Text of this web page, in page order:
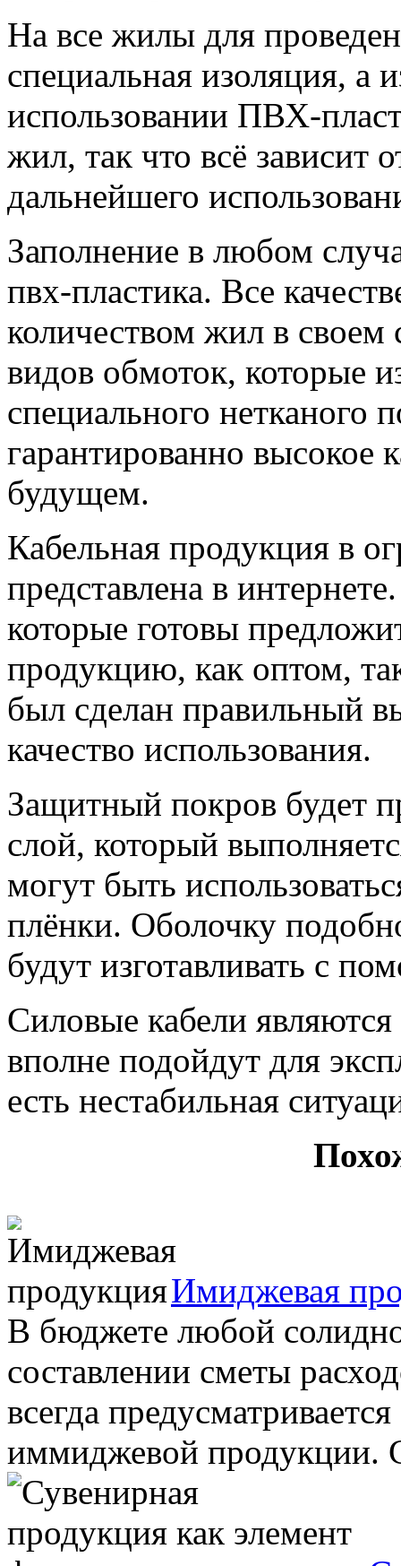
На все жилы для
специальная изоляция, а
использовании ПВХ-
жил, так что всё зависит
дальнейшего
Заполнение в любом
пвх-пластика. Все
количеством жил в своем
видов обмоток, которые
специального нетканого
гарантированно высокое
будущем.
Кабельная продукция в
представлена в
которые готовы
продукцию, как оптом,
был сделан правильный
качество использования.
Защитный покров будет
слой, который
могут быть
плёнки. Оболочку
будут изготавливать с
Силовые кабели
вполне подойдут для
есть нестабильная
Имиджевая
В бюджете любой
составлении сметы
всегда
иммиджевой продукции.